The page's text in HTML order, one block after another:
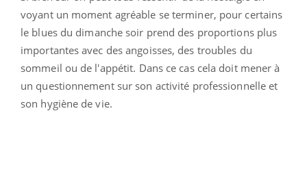
voyant un moment agréable se terminer, pour certains
le blues du dimanche soir prend des proportions plus
importantes avec des angoisses, des troubles du
sommeil ou de l'appétit. Dans ce cas cela doit mener à
un questionnement sur son activité professionnelle et
son hygiène de vie.